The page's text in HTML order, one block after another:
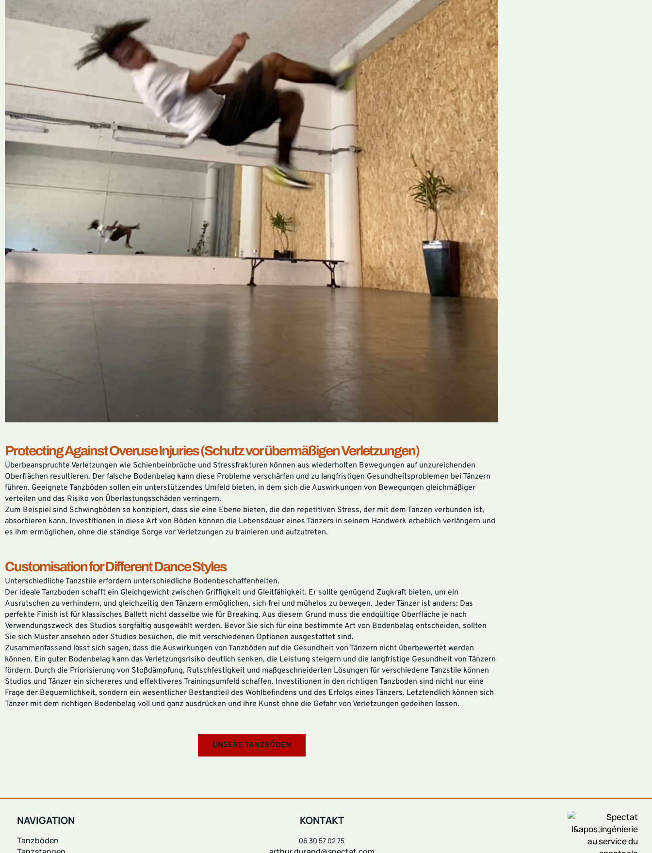
Protecting Against Overuse Injuries (Schutz vor übermäßigen Verletzungen)
Überbeanspruchte Verletzungen wie Schienbeinbrüche und Stressfrakturen können aus wiederholten Bewegungen auf unzureichenden
Oberflächen resultieren. Der falsche Bodenbelag kann diese Probleme verschärfen und zu langfristigen Gesundheitsproblemen bei Tänzern
führen. Geeignete Tanzböden sollen ein unterstützendes Umfeld bieten, in dem sich die Auswirkungen von Bewegungen gleichmäßiger
verteilen und das Risiko von Überlastungsschäden verringern.
Zum Beispiel sind Schwingböden so konzipiert, dass sie eine Ebene bieten, die den repetitiven Stress, der mit dem Tanzen verbunden ist,
absorbieren kann. Investitionen in diese Art von Böden können die Lebensdauer eines Tänzers in seinem Handwerk erheblich verlängern und
es ihm ermöglichen, ohne die ständige Sorge vor Verletzungen zu trainieren und aufzutreten.
Customisation for Different Dance Styles
Unterschiedliche Tanzstile erfordern unterschiedliche Bodenbeschaffenheiten.
Der ideale Tanzboden schafft ein Gleichgewicht zwischen Griffigkeit und Gleitfähigkeit. Er sollte genügend Zugkraft bieten, um ein
Ausrutschen zu verhindern, und gleichzeitig den Tänzern ermöglichen, sich frei und mühelos zu bewegen. Jeder Tänzer ist anders: Das
perfekte Finish ist für klassisches Ballett nicht dasselbe wie für Breaking. Aus diesem Grund muss die endgültige Oberfläche je nach
Verwendungszweck des Studios sorgfältig ausgewählt werden. Bevor Sie sich für eine bestimmte Art von Bodenbelag entscheiden, sollten
Sie sich Muster ansehen oder Studios besuchen, die mit verschiedenen Optionen ausgestattet sind.
Zusammenfassend lässt sich sagen, dass die Auswirkungen von Tanzböden auf die Gesundheit von Tänzern nicht überbewertet werden
können. Ein guter Bodenbelag kann das Verletzungsrisiko deutlich senken, die Leistung steigern und die langfristige Gesundheit von Tänzern
fördern. Durch die Priorisierung von Stoßdämpfung, Rutschfestigkeit und maßgeschneiderten Lösungen für verschiedene Tanzstile können
Studios und Tänzer ein sichereres und effektiveres Trainingsumfeld schaffen. Investitionen in den richtigen Tanzboden sind nicht nur eine
Frage der Bequemlichkeit, sondern ein wesentlicher Bestandteil des Wohlbefindens und des Erfolgs eines Tänzers. Letztendlich können sich
Tänzer mit dem richtigen Bodenbelag voll und ganz ausdrücken und ihre Kunst ohne die Gefahr von Verletzungen gedeihen lassen.
UNSERE TANZBÖDEN
NAVIGATION
Tanzböden
KONTAKT
06 30 57 02 75